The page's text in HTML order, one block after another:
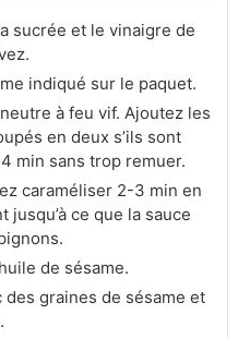
sucrée et le vinaigre de
indiqué sur le paquet.
à feu vif. Ajoutez les
en deux s’ils sont
min sans trop remuer.
caraméliser 2-3 min en
ce que la sauce
de sésame.
graines de sésame et